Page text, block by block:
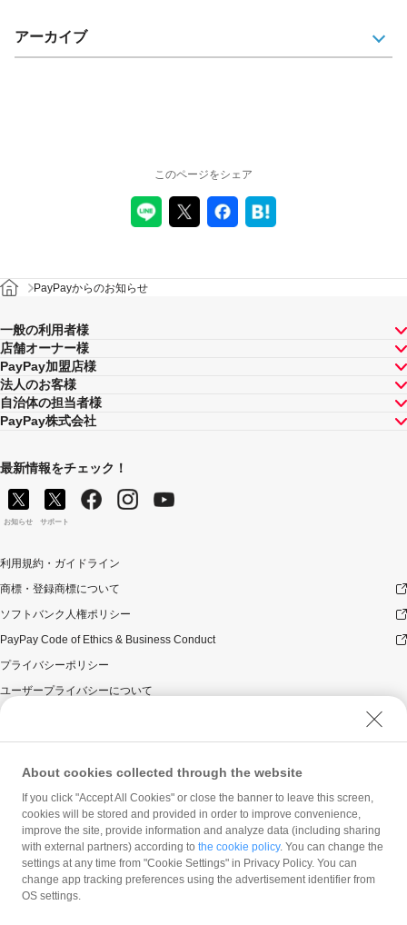
アーカイブ
このページをシェア
PayPayからのお知らせ
一般の利用者様
店舗オーナー様
PayPay加盟店様
法人のお客様
自治体の担当者様
PayPay株式会社
最新情報をチェック！
お知らせ サポート
利用規約・ガイドライン
商標・登録商標について
ソフトバンク人権ポリシー
PayPay Code of Ethics & Business Conduct
プライバシーポリシー
ユーザープライバシーについて
ウェブサイト利用規約
反社会的勢力に対する方針
勧誘方針
マネロン等基本方針
カスタマーハラスメントに関する当社の考え方
About cookies collected through the website
If you click "Accept All Cookies" or close the banner to leave this screen,
cookies will be stored and provided in order to improve convenience,
improve the site, provide information and analyze data (including sharing
with external partners) according to the cookie policy. You can change the
settings at any time from "Cookie Settings" in Privacy Policy. You can
change app tracking preferences using the advertisement identifier from
OS settings.